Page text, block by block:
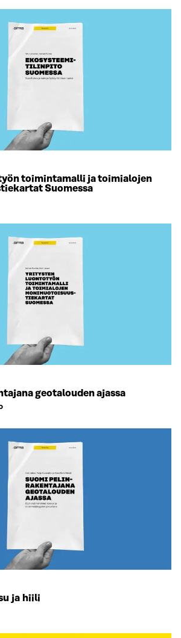
toimintamalli ja toimialojen
Suomessa
geotalouden ajassa
ja hiili